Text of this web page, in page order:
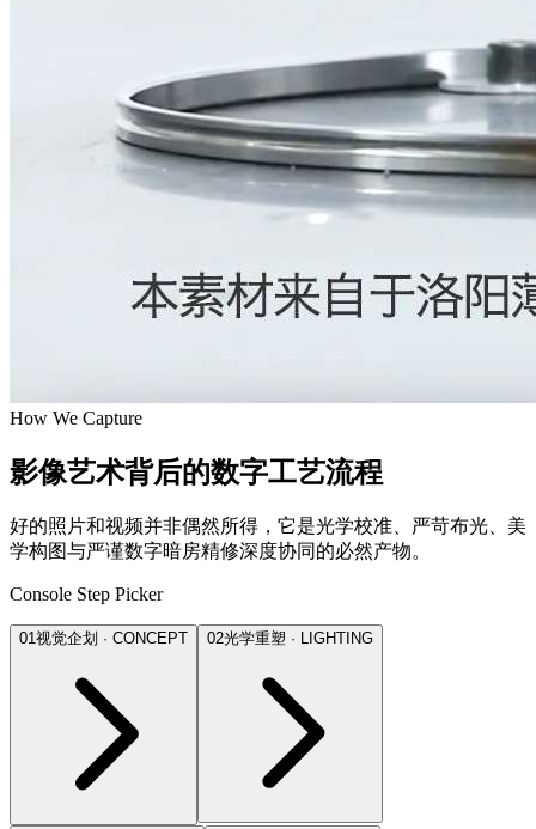
How We Capture
影像艺术背后的数字工艺流程
好的照片和视频并非偶然所得，它是光学校准、严苛布光、美
学构图与严谨数字暗房精修深度协同的必然产物。
Console Step Picker
01视觉企划 · CONCEPT 02光学重塑 · LIGHTING